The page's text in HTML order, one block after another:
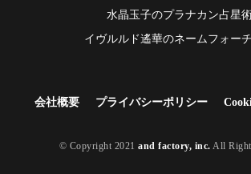
水晶玉子のプラナカン占星
イヴルルド遙華のネームフォー
会社概要 プライバシーポリシー
© Copyright 2021and factory, inc. All